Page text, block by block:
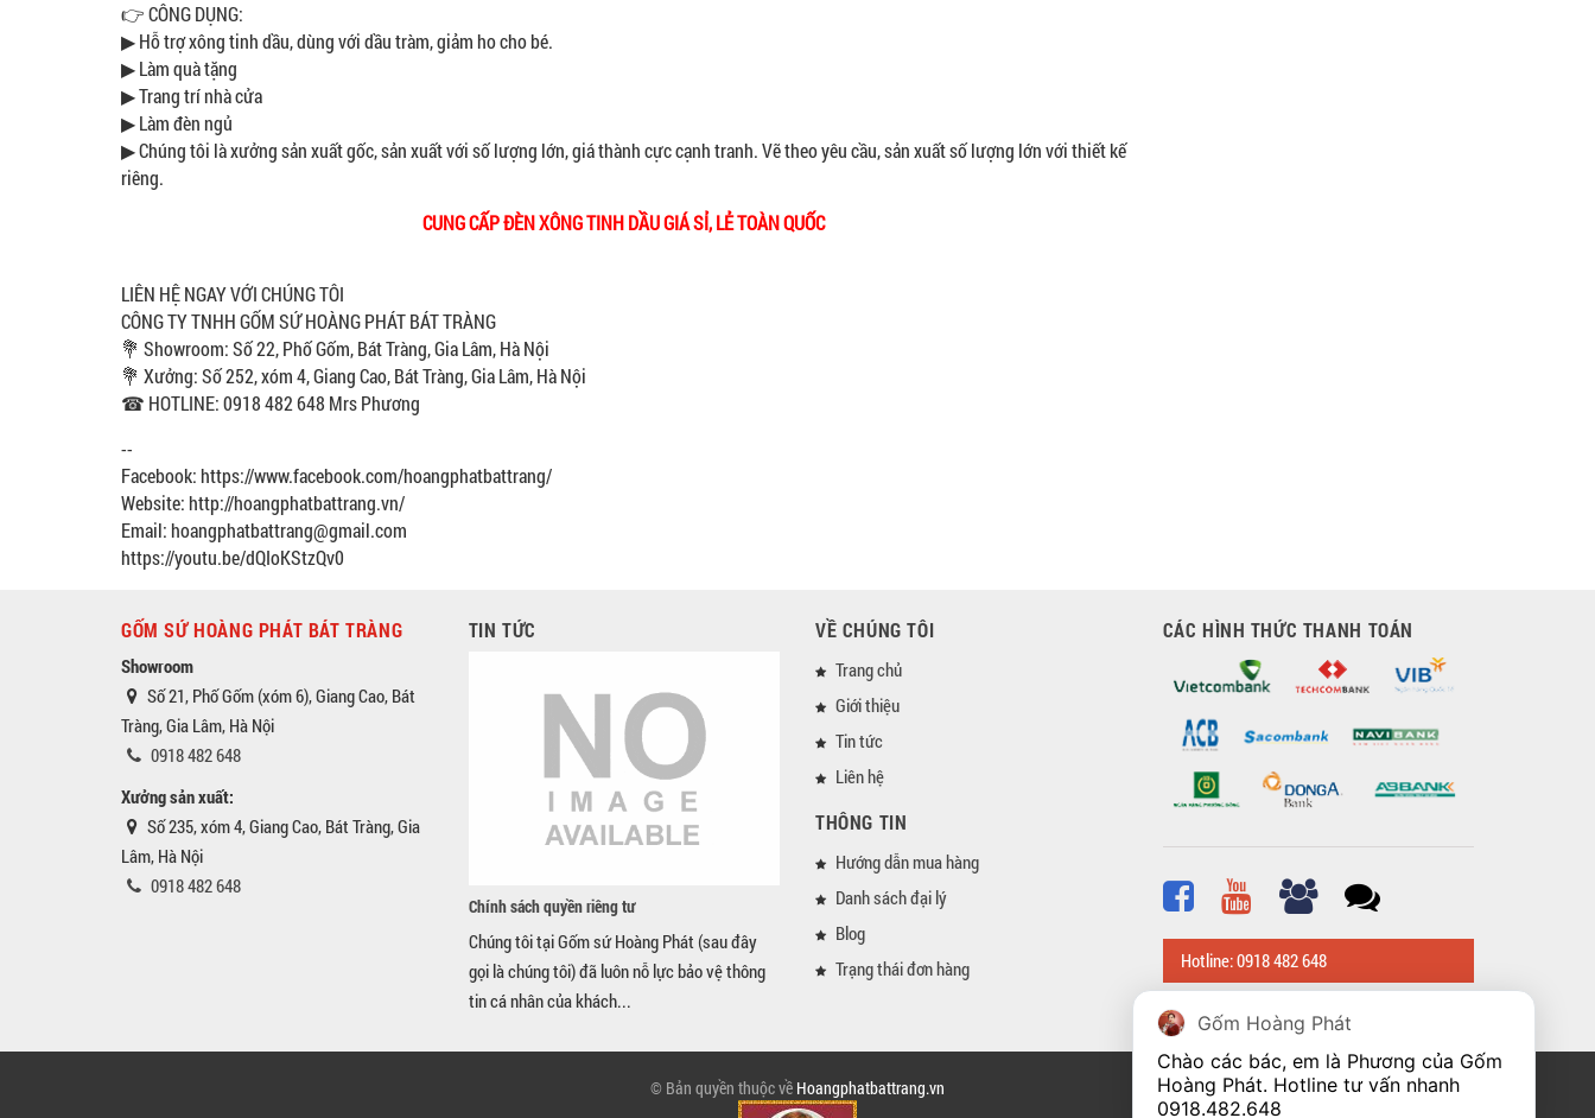
​👉 CÔNG DỤNG:
▶ Hỗ trợ xông tinh dầu, dùng với dầu tràm, giảm ho cho bé.
▶ Làm quà tặng
▶ Trang trí nhà cửa
▶ Làm đèn ngủ
▶ Chúng tôi là xưởng sản xuất gốc, sản xuất với số lượng lớn, giá thành cực cạnh tranh. Vẽ theo yêu cầu, sản xuất số lượng lớn với thiết kế
riêng.
CUNG CẤP ĐÈN XÔNG TINH DẦU GIÁ SỈ, LẺ TOÀN QUỐC
LIÊN HỆ NGAY VỚI CHÚNG TÔI
CÔNG TY TNHH GỐM SỨ HOÀNG PHÁT BÁT TRÀNG
💐 Showroom: Số 22, Phố Gốm, Bát Tràng, Gia Lâm, Hà Nội
💐 Xưởng: Số 252, xóm 4, Giang Cao, Bát Tràng, Gia Lâm, Hà Nội
☎ HOTLINE: 0918 482 648 Mrs Phương
--
Facebook: https://www.facebook.com/hoangphatbattrang/
Website: http://hoangphatbattrang.vn/
Email: hoangphatbattrang@gmail.com
https://youtu.be/dQIoKStzQv0
GỐM SỨ HOÀNG PHÁT BÁT TRÀNG
Showroom
Số 21, Phố Gốm (xóm 6), Giang Cao, Bát
Tràng, Gia Lâm, Hà Nội
0918 482 648
Xưởng sản xuất:
Số 235, xóm 4, Giang Cao, Bát Tràng, Gia
Lâm, Hà Nội
0918 482 648
TIN TỨC
Chính sách quyền riêng tư
Chúng tôi tại Gốm sứ Hoàng Phát (sau đây
gọi là chúng tôi) đã luôn nỗ lực bảo vệ thông
tin cá nhân của khách...
VỀ CHÚNG TÔI
Trang chủ
Giới thiệu
Tin tức
Liên hệ
THÔNG TIN
Hướng dẫn mua hàng
Danh sách đại lý
Blog
Trạng thái đơn hàng
CÁC HÌNH THỨC THANH TOÁN
Hotline: 0918 482 648
© Bản quyền thuộc về Hoangphatbattrang.vn
Gốm Hoàng Phát
Chào các bác, em là Phương của Gốm
0918.482.648